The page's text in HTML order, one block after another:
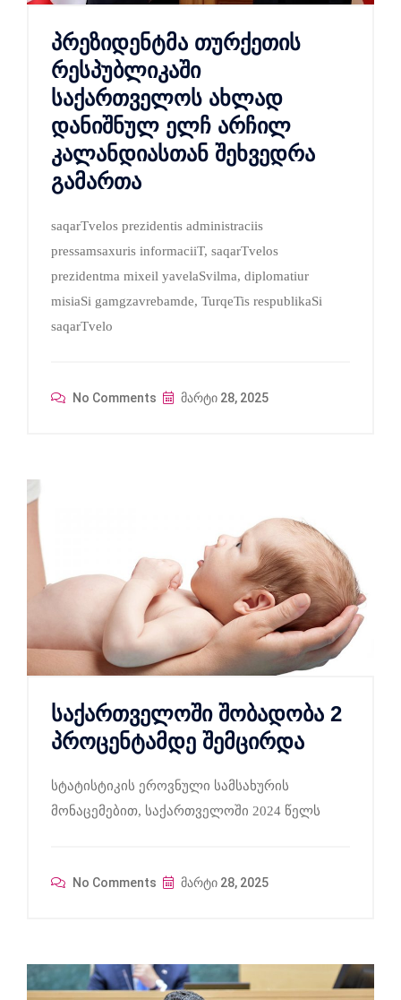
პრეზიდენტმა თურქეთის
რესპუბლიკაში
საქართველოს ახლად
დანიშნულ ელჩ არჩილ
კალანდიასთან შეხვედრა
გამართა
saqarTvelos prezidentis administraciis
pressamsaxuris informaciiT, saqarTvelos
prezidentma mixeil yavelaSvilma, diplomatiur
misiaSi gamgzavrebamde, TurqeTis respublikaSi
saqarTvelo
No Comments მარტი 28, 2025
საქართველოში შობადობა 2
პროცენტამდე შემცირდა
სტატისტიკის ეროვნული სამსახურის
მონაცემებით, საქართველოში 2024 წელს
No Comments მარტი 28, 2025